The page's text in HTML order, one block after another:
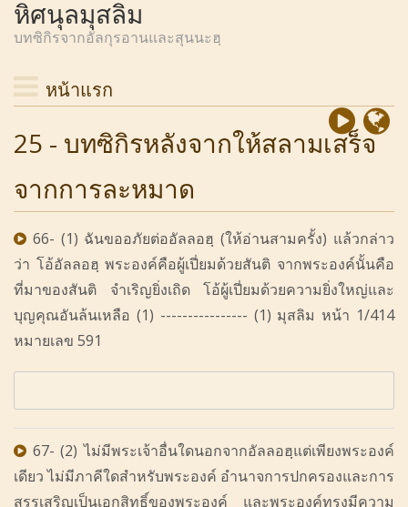
หิศนุลมุสลิม
บทซิกิรจากอัลกุรอานและสุนนะฮฺ
หน้าแรก
25 - บทซิกิรหลังจากให้สลามเสร็จ
จากการละหมาด
66- (1) ฉันขออภัยต่ออัลลอฮฺ (ให้อ่านสามครั้ง) แล้วกล่าว
ว่า โอ้อัลลอฮฺ พระองค์คือผู้เปี่ยมด้วยสันติ จากพระองค์นั้นคือ
ที่มาของสันติ จำเริญยิ่งเถิด โอ้ผู้เปี่ยมด้วยความยิ่งใหญ่และ
บุญคุณอันล้นเหลือ (1) ---------------- (1) มุสลิม หน้า 1/414
หมายเลข 591
67- (2) ไม่มีพระเจ้าอื่นใดนอกจากอัลลอฮฺแต่เพียงพระองค์
เดียว ไม่มีภาคีใดสำหรับพระองค์ อำนาจการปกครองและการ
สรรเสริญเป็นเอกสิทธิ์ของพระองค์ และพระองค์ทรงมีความ